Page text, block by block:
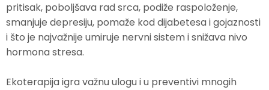
pritisak, poboljšava rad srca, podiže raspoloženje,
smanjuje depresiju, pomaže kod dijabetesa i gojaznosti
i što je najvažnije umiruje nervni sistem i snižava nivo
hormona stresa.
Ekoterapija igra važnu ulogu i u preventivi mnogih